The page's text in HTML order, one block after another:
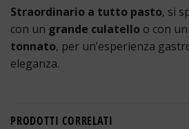
Straordinario a tutto pasto, si
con un grande culatello o con un
tonnato, per un’esperienza
eleganza.
PRODOTTI CORRELATI